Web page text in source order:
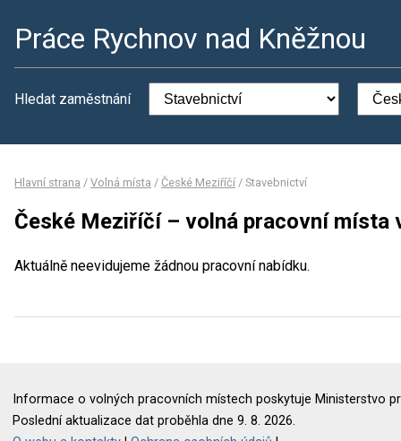
Práce Rychnov nad Kněžnou
Hledat zaměstnání
Hlavní strana / Volná místa / České Meziříčí / Stavebnictví
České Meziříčí – volná pracovní místa
Aktuálně neevidujeme žádnou pracovní nabídku.
Informace o volných pracovních místech poskytuje Ministerstvo
Poslední aktualizace dat proběhla dne 9. 8. 2026.